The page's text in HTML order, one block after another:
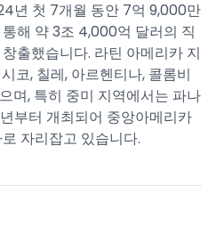
년 첫 7개월 동안 7억 9,000만
해 약 3조 4,000억 달러의 직
출했습니다. 라틴 아메리카 지
코, 칠레, 아르헨티나, 콜롬비
며, 특히 중미 지역에서는 파나
부터 개최되어 중앙아메리카
자리잡고 있습니다.